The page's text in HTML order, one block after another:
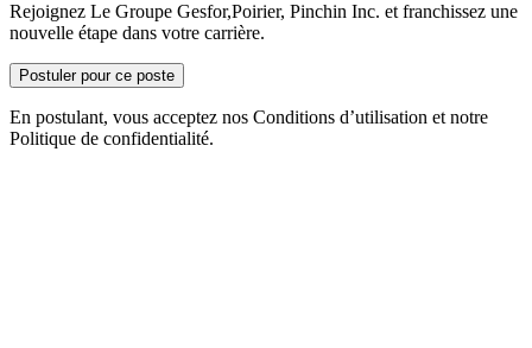
Rejoignez Le Groupe Gesfor,Poirier, Pinchin Inc. et franchissez une
nouvelle étape dans votre carrière.
Postuler pour ce poste
En postulant, vous acceptez nos Conditions d’utilisation et notre
Politique de confidentialité.